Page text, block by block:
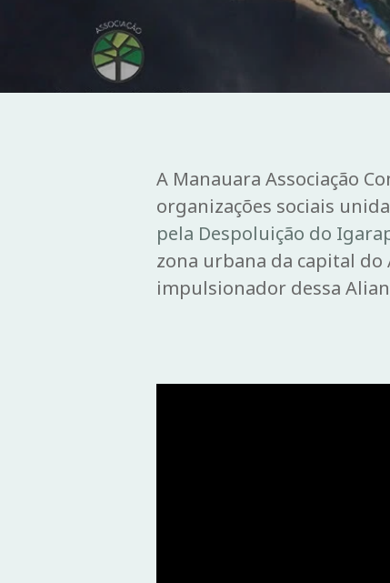
A Manauara Associação
organizações sociais
pela Despoluição do
zona urbana da capital do
impulsionador dessa